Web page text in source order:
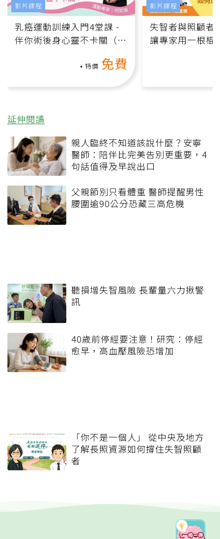
乳癌運動訓練入門4堂課 -
伴你術後身心靈不卡關（線
特價 免費
影片課程
失智者與照顧者
讓專家用一根棍
影片課程
延伸閱讀
親人臨終不知道該說什麼？安寧
醫師：陪伴比完美告別更重要，4
句話值得及早說出口
父親節別只看體重 醫師提醒男性
腰圍逾90公分恐藏三高危機
聽損增失智風險 長輩量六力揪警
訊
40歲前停經要注意！研究：停經
愈早，高血壓風險恐增加
「你不是一個人」 從中央及地方
了解長照資源如何撐住失智照顧
者